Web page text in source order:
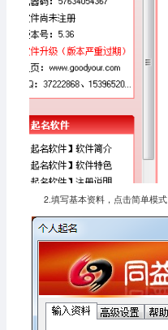
2.填写基本资料，点击简单模式